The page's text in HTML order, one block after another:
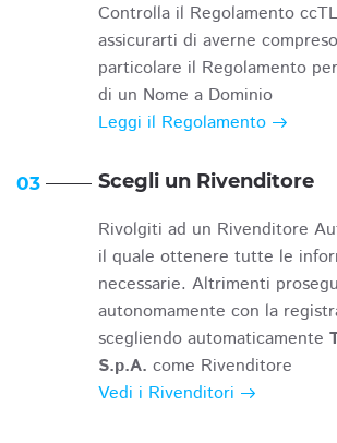
Controlla il Regolamento
assicurarti di averne
particolare il Regolamento
di un Nome a Dominio
Leggi il Regolamento
03 Scegli un Rivenditore
Rivolgiti ad un Rivenditore
il quale ottenere tutte le
necessarie. Altrimenti
autonomamente con la
scegliendo automaticamente
S.p.A. come Rivenditore
Vedi i Rivenditori